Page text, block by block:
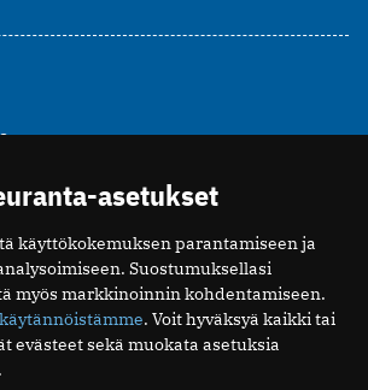
asetukset
käyttökokemuksen parantamiseen ja
Suostumuksellasi
myös markkinoinnin kohdentamiseen.
. Voit hyväksyä kaikki tai
evästeet sekä muokata asetuksia
.